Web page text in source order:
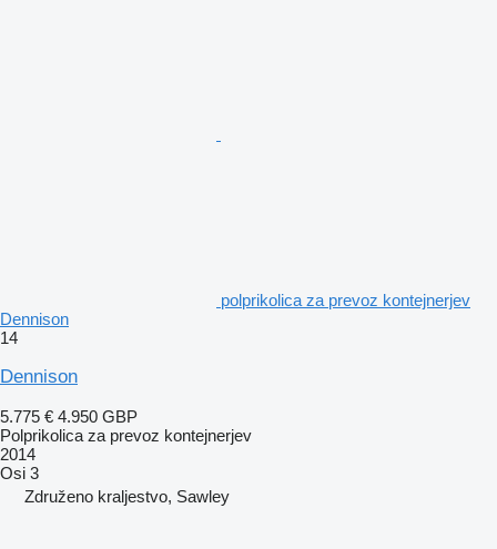
polprikolica za prevoz kontejnerjev
Dennison
14
Dennison
5.775 € 4.950 GBP
Polprikolica za prevoz kontejnerjev
2014
Osi 3
Združeno kraljestvo, Sawley